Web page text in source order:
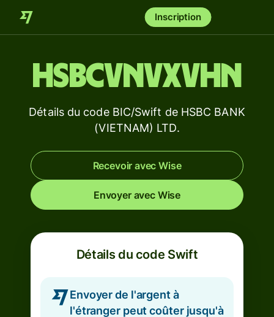
Inscription
HSBCVNVXVHN
Détails du code BIC/Swift de HSBC BANK
(VIETNAM) LTD.
Recevoir avec Wise
Envoyer avec Wise
Détails du code Swift
Envoyer de l'argent à
l'étranger peut coûter jusqu'à